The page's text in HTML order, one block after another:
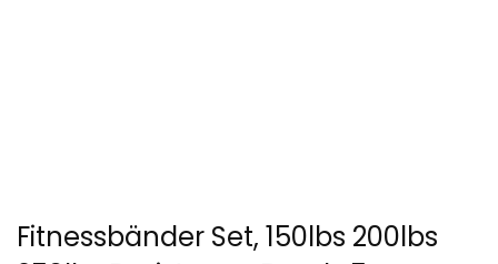
Fitnessbänder Set, 150lbs 200lbs